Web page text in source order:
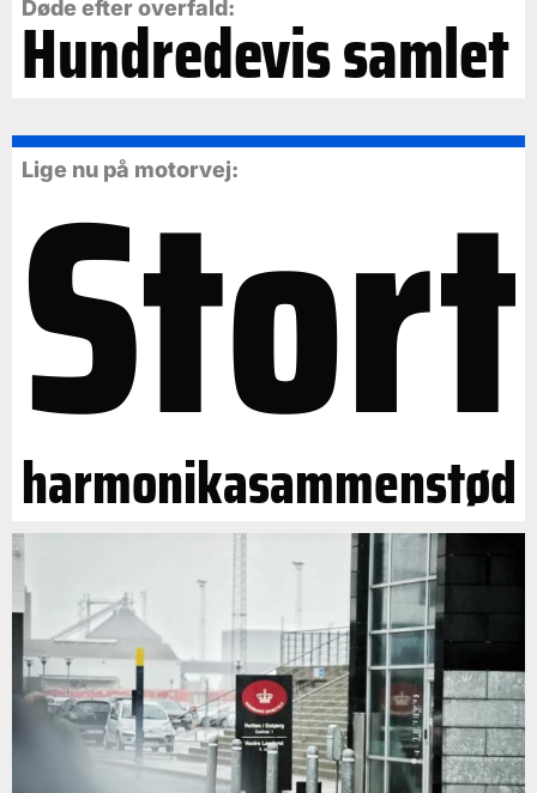
Døde efter overfald:
Hundredevis samlet
Lige nu på motorvej:
Stort
harmonikasammenstød